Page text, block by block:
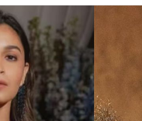
से हर साल 1 करोड़
मुताबिक, उन्हें वनडे के लिए 6
लिए टेस्ट क्रिकेट नहीं खेलते
हैं.
कार कलेक्शन